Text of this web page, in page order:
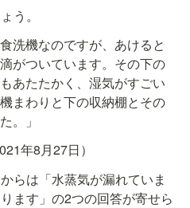
う。
洗機なのですが、あけると
がついています。その下の
あたたかく、湿気がすごい
まわりと下の収納棚とその
。」
年8月27日）
らは「水蒸気が漏れていま
ます」の2つの回答が寄せら